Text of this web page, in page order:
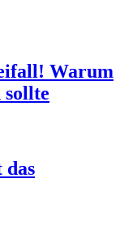
Warum
sollte
das